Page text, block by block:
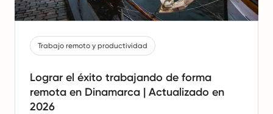
Trabajo remoto y productividad
Lograr el éxito trabajando de forma
remota en Dinamarca | Actualizado en
2026